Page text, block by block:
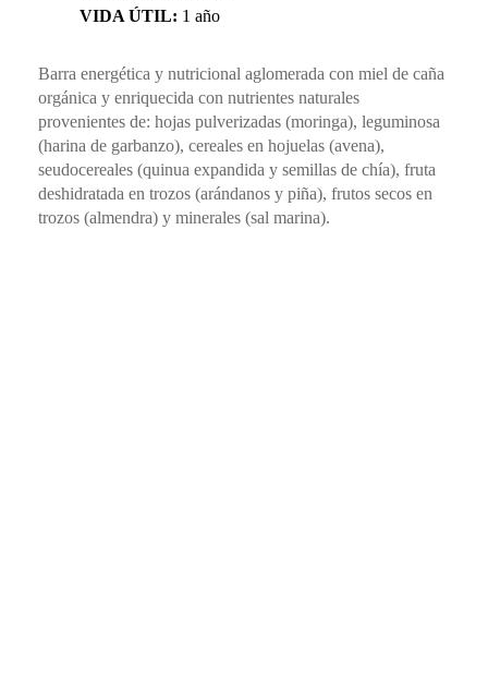
VIDA ÚTIL: 1 año
Barra energética y nutricional aglomerada con miel de caña
orgánica y enriquecida con nutrientes naturales
provenientes de: hojas pulverizadas (moringa), leguminosa
(harina de garbanzo), cereales en hojuelas (avena),
seudocereales (quinua expandida y semillas de chía), fruta
deshidratada en trozos (arándanos y piña), frutos secos en
trozos (almendra) y minerales (sal marina).